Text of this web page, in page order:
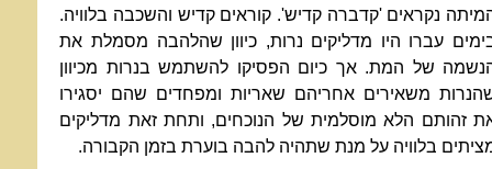
נקראים 'קדברה קדיש'. קוראים קדיש והשכבה בלוויה.
עברו היו מדליקים נרות, כיוון שהלהבה מסמלת את
של המת. אך כיום הפסיקו להשתמש בנרות מכיוון
משאירים אחריהם שאריות ומפחדים שהם יסגירו
זהותם הלא מוסלמית של הנוכחים, ותחת זאת מדליקים
בלוויה על מנת שתהיה להבה בוערת בזמן הקבורה.